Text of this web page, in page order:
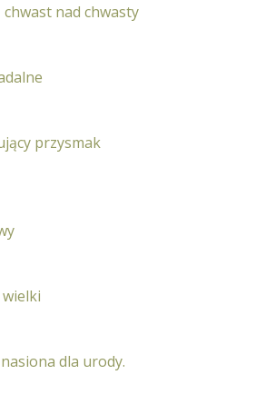
nad chwasty
przysmak
dla urody.